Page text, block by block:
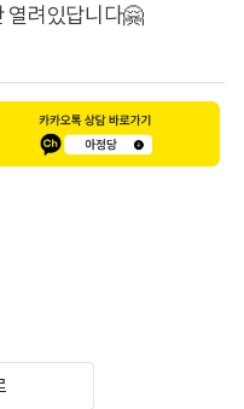
열려있답니다🤗